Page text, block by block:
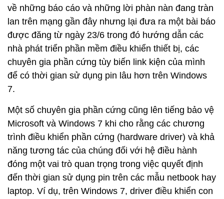
về những báo cáo và những lời phàn nàn đang tràn
lan trên mạng gần đây nhưng lại đưa ra một bài báo
được đăng từ ngày 23/6 trong đó hướng dẫn các
nhà phát triển phần mềm điều khiển thiết bị, các
chuyên gia phần cứng tùy biến link kiện của mình
để có thời gian sử dụng pin lâu hơn trên Windows
7.
Một số chuyên gia phần cứng cũng lên tiếng bảo vệ
Microsoft và Windows 7 khi cho rằng các chương
trình điều khiển phần cứng (hardware driver) và khả
năng tương tác của chúng đối với hệ điều hành
đóng một vai trò quan trọng trong việc quyết định
đến thời gian sử dụng pin trên các mẫu netbook hay
laptop. Ví dụ, trên Windows 7, driver điều khiển con